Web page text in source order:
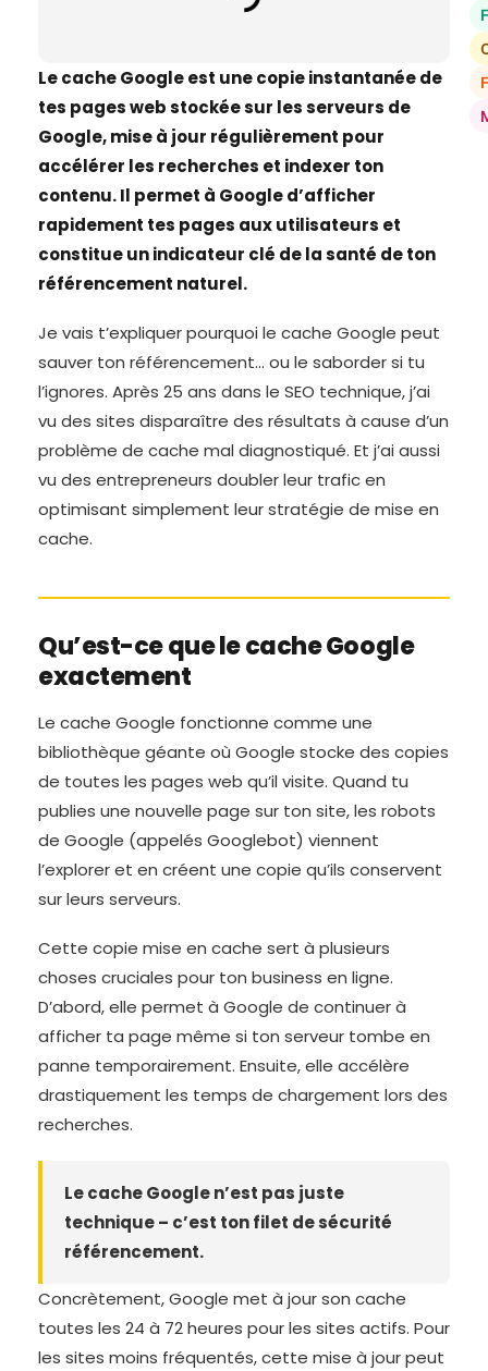
Le cache Google est une copie instantanée de
tes pages web stockée sur les serveurs de
Google, mise à jour régulièrement pour
accélérer les recherches et indexer ton
contenu. Il permet à Google d’afficher
rapidement tes pages aux utilisateurs et
constitue un indicateur clé de la santé de ton
référencement naturel.
Je vais t’expliquer pourquoi le cache Google peut
sauver ton référencement… ou le saborder si tu
l’ignores. Après 25 ans dans le SEO technique, j’ai
vu des sites disparaître des résultats à cause d’un
problème de cache mal diagnostiqué. Et j’ai aussi
vu des entrepreneurs doubler leur trafic en
optimisant simplement leur stratégie de mise en
cache.
Qu’est-ce que le cache Google
exactement
Le cache Google fonctionne comme une
bibliothèque géante où Google stocke des copies
de toutes les pages web qu’il visite. Quand tu
publies une nouvelle page sur ton site, les robots
de Google (appelés Googlebot) viennent
l’explorer et en créent une copie qu’ils conservent
sur leurs serveurs.
Cette copie mise en cache sert à plusieurs
choses cruciales pour ton business en ligne.
D’abord, elle permet à Google de continuer à
afficher ta page même si ton serveur tombe en
panne temporairement. Ensuite, elle accélère
drastiquement les temps de chargement lors des
recherches.
Le cache Google n’est pas juste
technique – c’est ton filet de sécurité
référencement.
Concrètement, Google met à jour son cache
toutes les 24 à 72 heures pour les sites actifs. Pour
les sites moins fréquentés, cette mise à jour peut